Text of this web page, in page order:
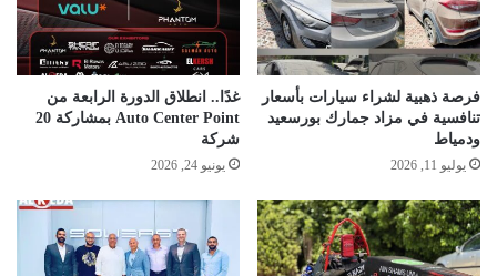
فرصة ذهبية لشراء سيارات بأسعار
تنافسية في مزاد جمارك بورسعيد
ودمياط
يوليو 11, 2026
غدًا.. انطلاق الدورة الرابعة من
Auto Center Point بمشاركة 20
شركة
يونيو 24, 2026